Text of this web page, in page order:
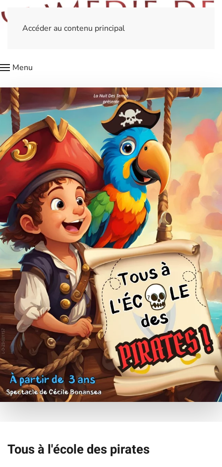
Accéder au contenu principal
Menu
Tous à l'école des pirates